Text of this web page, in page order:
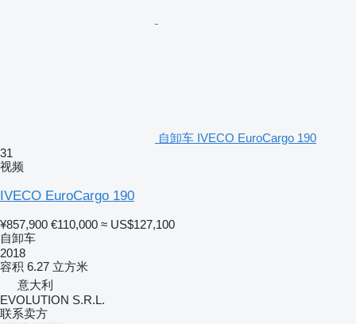
自卸车 IVECO EuroCargo 190
31
视频
IVECO EuroCargo 190
¥857,900 €110,000 ≈ US$127,100
自卸车
2018
容积 6.27 立方米
意大利
EVOLUTION S.R.L.
联系卖方